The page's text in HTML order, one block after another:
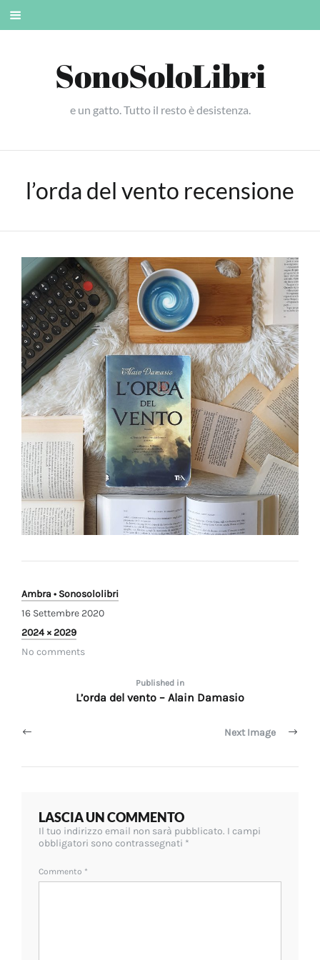
Skip
SonoSoloLibri
e un gatto. Tutto il resto è desistenza.
l’orda del vento recensione
Ambra • Sonosololibri
16 Settembre 2020
16
Settembre
2020
Full
size
2024 × 2029
No comments
Navigazione
articoli
Published in
L’orda del vento – Alain Damasio
Next Image
LASCIA UN COMMENTO
Il tuo indirizzo email non sarà pubblicato. I campi
obbligatori sono contrassegnati *
Commento *